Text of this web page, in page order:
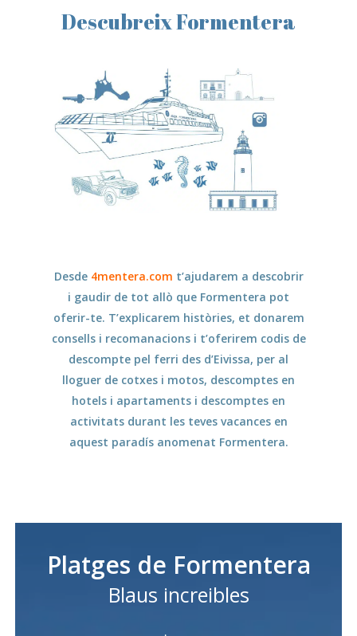
Descubreix Formentera
Desde 4mentera.com t’ajudarem a descobrir
i gaudir de tot allò que Formentera pot
oferir-te. T’explicarem històries, et donarem
consells i recomanacions i t’oferirem codis de
descompte pel ferri des d’Eivissa, per al
lloguer de cotxes i motos, descomptes en
hotels i apartaments i descomptes en
activitats durant les teves vacances en
aquest paradís anomenat Formentera.
Platges de Formentera
Blaus increibles